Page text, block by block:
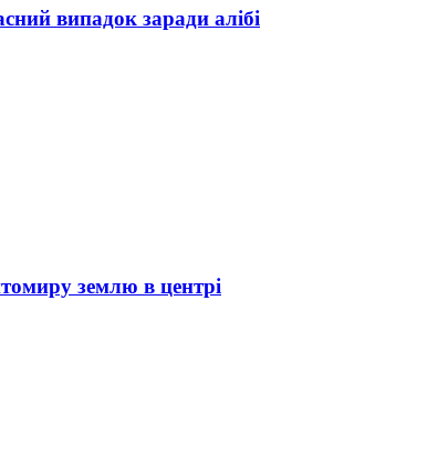
випадок заради алібі
землю в центрі